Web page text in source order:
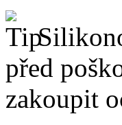
před
zakoupit